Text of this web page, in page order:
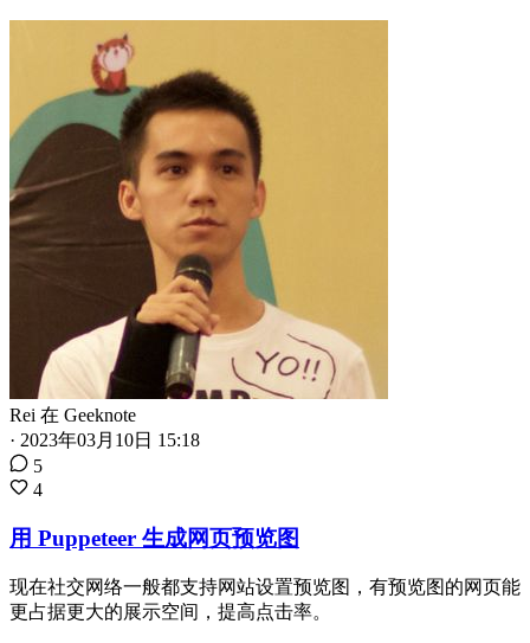
Rei 在 Geeknote
· 2023年03月10日 15:18
5
4
用 Puppeteer 生成网页预览图
现在社交网络一般都支持网站设置预览图，有预览图的网页能
更占据更大的展示空间，提高点击率。